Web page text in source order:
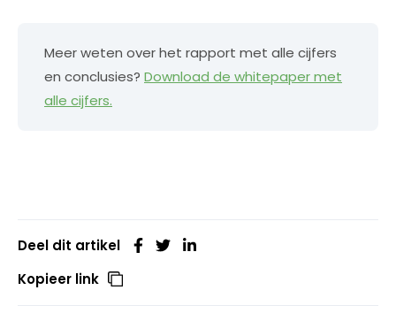
Meer weten over het rapport met alle cijfers
en conclusies? Download de whitepaper met
alle cijfers.
Deel dit artikel
Kopieer link